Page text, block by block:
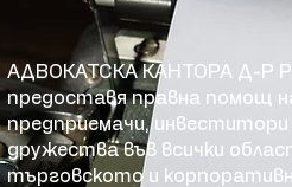
АДВОКАТСКА КАНТОРА Д-Р
предоставя правна помощ
предприемачи, инвеститори
дружества във всички
търговското и